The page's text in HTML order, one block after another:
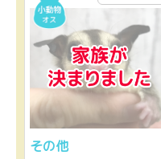
その他